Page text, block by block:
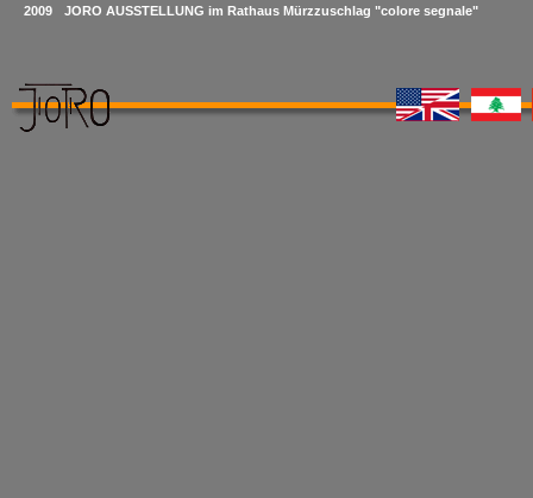
2009
JORO AUSSTELLUNG im Rathaus Mürzzuschlag "colore segnale"